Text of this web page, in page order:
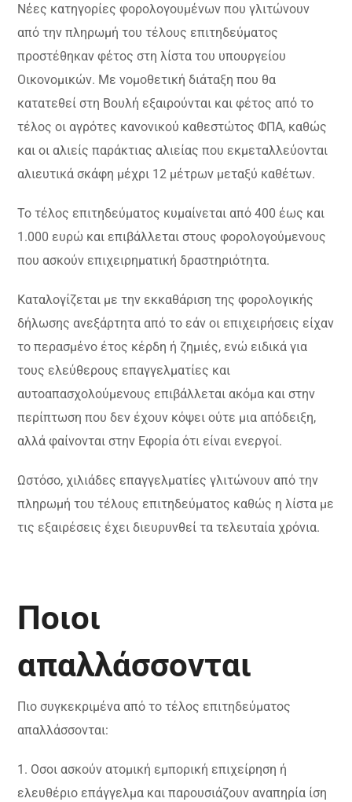
Νέες κατηγορίες φορολογουμένων που γλιτώνουν
από την πληρωμή του τέλους επιτηδεύματος
προστέθηκαν φέτος στη λίστα του υπουργείου
Οικονομικών. Με νομοθετική διάταξη που θα
κατατεθεί στη Βουλή εξαιρούνται και φέτος από το
τέλος οι αγρότες κανονικού καθεστώτος ΦΠΑ, καθώς
και οι αλιείς παράκτιας αλιείας που εκμεταλλεύονται
αλιευτικά σκάφη μέχρι 12 μέτρων μεταξύ καθέτων.
Το τέλος επιτηδεύματος κυμαίνεται από 400 έως και
1.000 ευρώ και επιβάλλεται στους φορολογούμενους
που ασκούν επιχειρηματική δραστηριότητα.
Καταλογίζεται με την εκκαθάριση της φορολογικής
δήλωσης ανεξάρτητα από το εάν οι επιχειρήσεις είχαν
το περασμένο έτος κέρδη ή ζημιές, ενώ ειδικά για
τους ελεύθερους επαγγελματίες και
αυτοαπασχολούμενους επιβάλλεται ακόμα και στην
περίπτωση που δεν έχουν κόψει ούτε μια απόδειξη,
αλλά φαίνονται στην Εφορία ότι είναι ενεργοί.
Ωστόσο, χιλιάδες επαγγελματίες γλιτώνουν από την
πληρωμή του τέλους επιτηδεύματος καθώς η λίστα με
τις εξαιρέσεις έχει διευρυνθεί τα τελευταία χρόνια.
Ποιοι
απαλλάσσονται
Πιο συγκεκριμένα από το τέλος επιτηδεύματος
απαλλάσσονται:
1. Οσοι ασκούν ατομική εμπορική επιχείρηση ή
ελευθέριο επάγγελμα και παρουσιάζουν αναπηρία ίση